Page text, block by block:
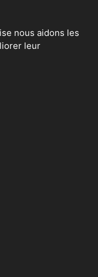
nous aidons les
leur